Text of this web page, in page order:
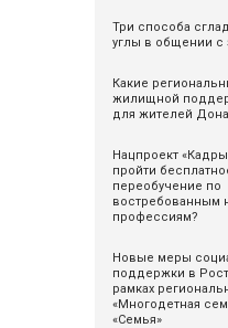
Три способа
углы в общении с
Какие
жилищной
для жителей Дона
Нацпроект
пройти
переобучение по
востребованным
профессиям?
Новые меры
поддержки в
рамках
«Многодетная
«Семья»